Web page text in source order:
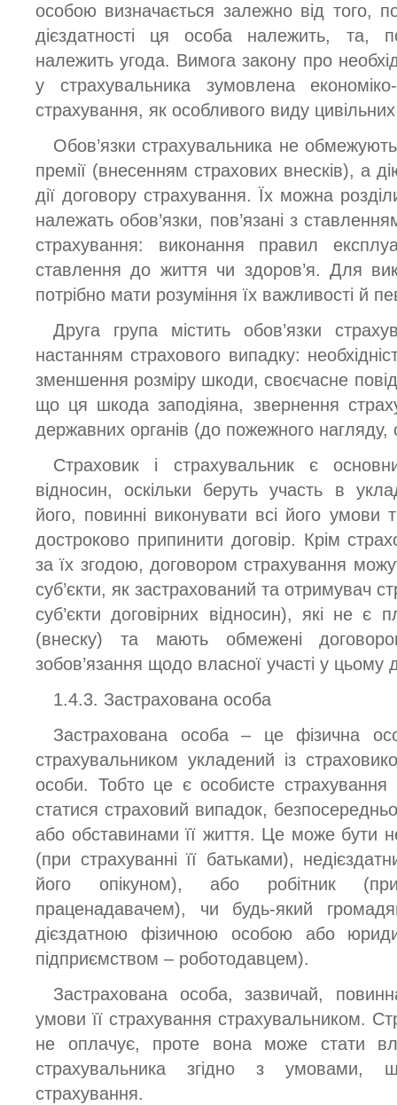
особою визначається залежно від того,
дієздатності ця особа належить, та,
належить угода. Вимога закону про
у страхувальника зумовлена
страхування, як особливого виду
Обов’язки страхувальника не
премії (внесенням страхових внесків), а
дії договору страхування. Їх можна
належать обов’язки, пов’язані з
страхування: виконання правил
ставлення до життя чи здоров’я. Для
потрібно мати розуміння їх важливості й
Друга група містить обов’язки
настанням страхового випадку:
зменшення розміру шкоди, своєчасне
що ця шкода заподіяна, звернення
державних органів (до пожежного нагляду,
Страховик і страхувальник є
відносин, оскільки беруть участь в
його, повинні виконувати всі його
достроково припинити договір. Крім
за їх згодою, договором страхування
суб’єкти, як застрахований та отримувач
суб’єкти договірних відносин), які не є
(внеску) та мають обмежені
зобов’язання щодо власної участі у цьому
1.4.3. Застрахована особа
Застрахована особа – це фізична
страхувальником укладений із
особи. Тобто це є особисте
статися страховий випадок,
або обставинами її життя. Це може бути
(при страхуванні її батьками),
його опікуном), або робітник (при
праценадавачем), чи будь-який
дієздатною фізичною особою або
підприємством – роботодавцем).
Застрахована особа, зазвичай,
умови її страхування страхувальником.
не оплачує, проте вона може стати
страхувальника згідно з умовами,
страхування.